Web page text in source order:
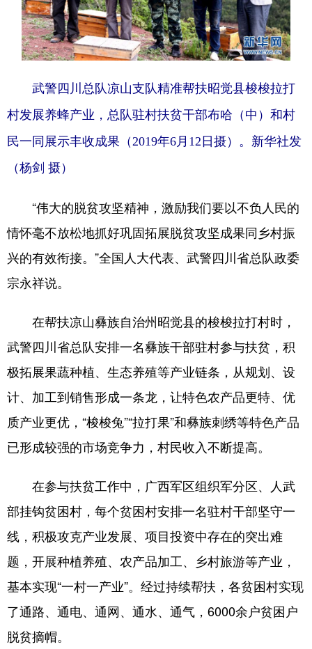
武警四川总队凉山支队精准帮扶昭觉县梭梭拉打
村发展养蜂产业，总队驻村扶贫干部布哈（中）和村
民一同展示丰收成果（2019年6月12日摄）。新华社发
（杨剑 摄）
“伟大的脱贫攻坚精神，激励我们要以不负人民的
情怀毫不放松地抓好巩固拓展脱贫攻坚成果同乡村振
兴的有效衔接。”全国人大代表、武警四川省总队政委
宗永祥说。
在帮扶凉山彝族自治州昭觉县的梭梭拉打村时，
武警四川省总队安排一名彝族干部驻村参与扶贫，积
极拓展果蔬种植、生态养殖等产业链条，从规划、设
计、加工到销售形成一条龙，让特色农产品更特、优
质产业更优，“梭梭兔”“拉打果”和彝族刺绣等特色产品
已形成较强的市场竞争力，村民收入不断提高。
在参与扶贫工作中，广西军区组织军分区、人武
部挂钩贫困村，每个贫困村安排一名驻村干部坚守一
线，积极攻克产业发展、项目投资中存在的突出难
题，开展种植养殖、农产品加工、乡村旅游等产业，
基本实现“一村一产业”。经过持续帮扶，各贫困村实现
了通路、通电、通网、通水、通气，6000余户贫困户
脱贫摘帽。